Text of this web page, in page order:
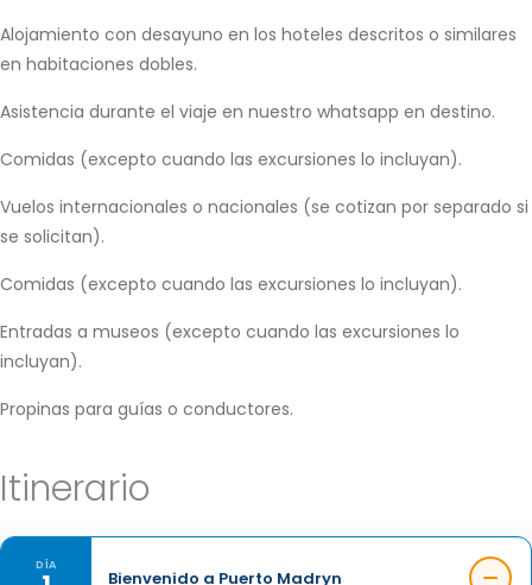
Alojamiento con desayuno en los hoteles descritos o similares
en habitaciones dobles.
Asistencia durante el viaje en nuestro whatsapp en destino.
Comidas (excepto cuando las excursiones lo incluyan).
Vuelos internacionales o nacionales (se cotizan por separado si
se solicitan).
Comidas (excepto cuando las excursiones lo incluyan).
Entradas a museos (excepto cuando las excursiones lo
incluyan).
Propinas para guías o conductores.
Itinerario
DÍA
Bienvenido a Puerto Madryn